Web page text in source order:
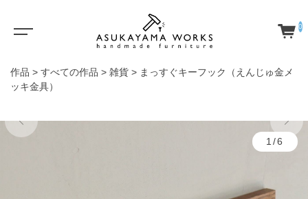
0
作品 > すべての作品 > 雑貨 > まっすぐキーフック（えんじゅ金メ
ッキ金具）
1/6